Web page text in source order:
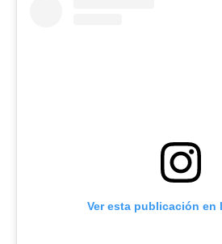
Ver esta publicación en